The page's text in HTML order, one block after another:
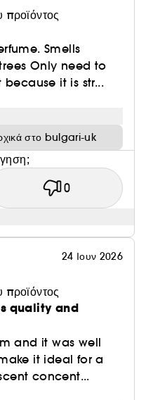
προϊόντος
Smells
Only need to
it is str...
στο bulgari-uk
0
24 Ιουν 2026
προϊόντος
quality and
and it was well
it ideal for a
concent...